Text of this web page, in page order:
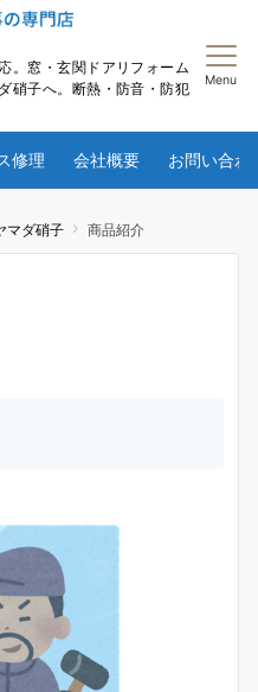
。窓・玄関ドアリフォーム
硝子へ。断熱・防音・防犯
Menu
修理 会社概要 お問い合わ
マダ硝子 商品紹介